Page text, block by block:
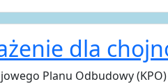
dla
Planu Odbudowy